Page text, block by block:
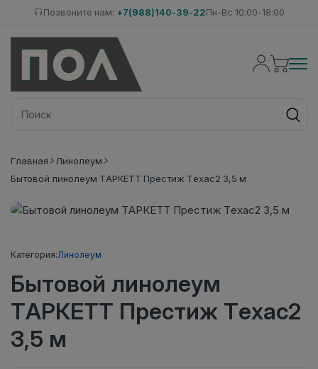
Позвоните нам: +7(988)140-39-22Пн-Вс 10:00-18:00
Главная
Линолеум
Бытовой линолеум ТАРКЕТТ Престиж Техас2 3,5 м
Категория:Линолеум
Бытовой линолеум
ТАРКЕТТ Престиж Техас2
3,5 м